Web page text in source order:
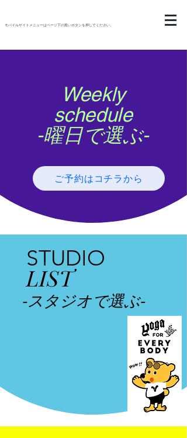
モバイルサイトメニューはページ下の黒いボタンを押してください。
Weekly
schedule
​‐曜日で選ぶ‐
ご予約はコチラから
STUDIO
LIST
​‐スタジオで選ぶ‐